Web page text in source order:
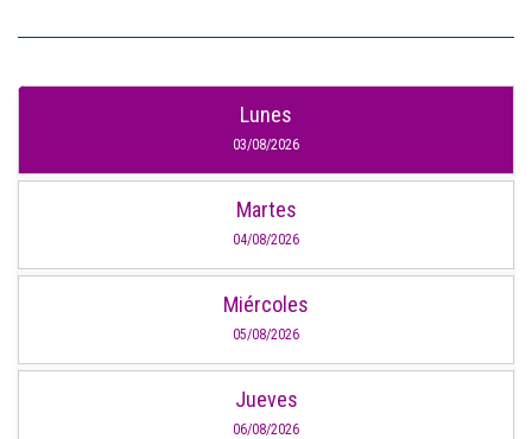
Lunes
03/08/2026
Martes
04/08/2026
Miércoles
05/08/2026
Jueves
06/08/2026